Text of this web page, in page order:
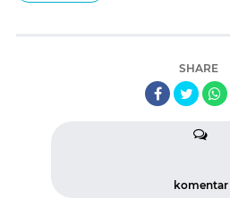
SHARE
komentar